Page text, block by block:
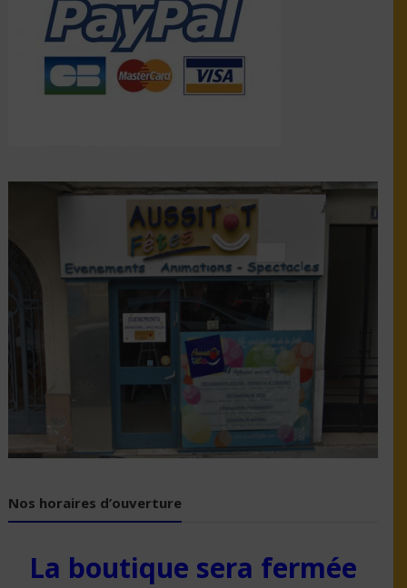
Nos horaires d’ouverture
La boutique sera fermée